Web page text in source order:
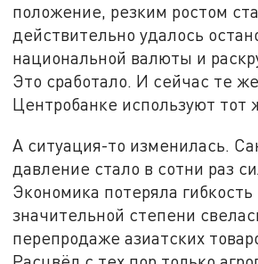
положение, резким ростом
действительно удалось
национальной валюты и
Это сработало. И сейчас те
Центробанке используют тот
А ситуация-то изменилась.
давление стало в сотни раз
Экономика потеряла гибкость
значительной степени
перепродаже азиатских